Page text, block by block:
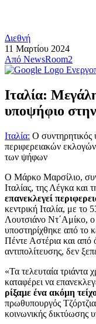
Διεθνή
11 Μαρτίου 2024
Από NewsRoom2
Ιταλία:
υποψήφιο
Ιταλία: Ο συντηρητικός
περιφερειακών
των ψήφων
Ο Μάρκο Μαρσίλιο,
Ιταλίας, της Λέγκα και
επανεκλεγεί
κεντρική Ιταλία, με
Λουτσιάνο Ντ΄Αμίκο, ο
υποστηρίχθηκε από το
Πέντε Αστέρια και από
αντιπολίτευσης, δεν
«Τα τελευταία τριάντα
καταφέρει να
ρίξαμε ένα ακόμη
πρωθυπουργός
κοινωνικής δικτύωσης